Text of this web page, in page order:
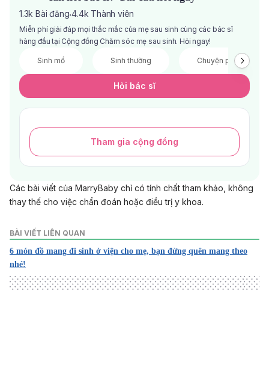
1.3k Bài đăng·4.4k Thành viên
Miễn phí giải đáp mọi thắc mắc của mẹ sau sinh cùng các bác sĩ
hàng đầu tại Cộng đồng Chăm sóc mẹ sau sinh. Hỏi ngay!
Sinh mổ Sinh thường Chuyện phòng the
Hỏi bác sĩ
Tham gia cộng đồng
Các bài viết của MarryBaby chỉ có tính chất tham khảo, không
thay thế cho việc chẩn đoán hoặc điều trị y khoa.
BÀI VIẾT LIÊN QUAN
6 món đồ mang đi sinh ở viện cho mẹ, bạn đừng quên mang theo
nhé!